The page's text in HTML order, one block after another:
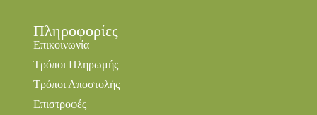
Πληροφορίες
Επικοινωνία
Τρόποι Πληρωμής
Τρόποι Αποστολής
Επιστροφές